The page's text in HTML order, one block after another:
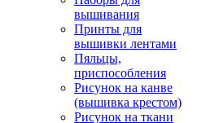
вышивания
Принты для
вышивки лентами
Пяльцы,
приспособления
Рисунок на канве
(вышивка крестом)
Рисунок на ткани